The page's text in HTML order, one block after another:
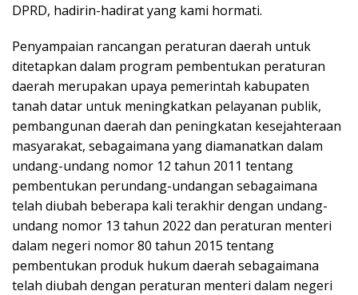
DPRD, hadirin-hadirat yang kami hormati.
Penyampaian rancangan peraturan daerah untuk
ditetapkan dalam program pembentukan peraturan
daerah merupakan upaya pemerintah kabupaten
tanah datar untuk meningkatkan pelayanan publik,
pembangunan daerah dan peningkatan kesejahteraan
masyarakat, sebagaimana yang diamanatkan dalam
undang-undang nomor 12 tahun 2011 tentang
pembentukan perundang-undangan sebagaimana
telah diubah beberapa kali terakhir dengan undang-
undang nomor 13 tahun 2022 dan peraturan menteri
dalam negeri nomor 80 tahun 2015 tentang
pembentukan produk hukum daerah sebagaimana
telah diubah dengan peraturan menteri dalam negeri